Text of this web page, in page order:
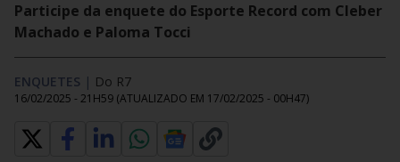
Participe da enquete do Esporte Record com Cleber
Machado e Paloma Tocci
ENQUETES | Do R7
16/02/2025 - 21H59 (ATUALIZADO EM 17/02/2025 - 00H47)